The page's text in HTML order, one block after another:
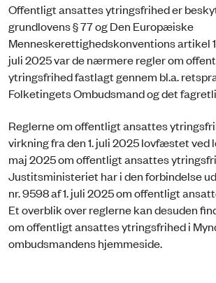
Offentligt ansattes ytringsfrihed er
grundlovens § 77 og Den Europæiske
Menneskerettighedskonventions artikel
juli 2025 var de nærmere regler om
ytringsfrihed fastlagt gennem bl.a.
Folketingets Ombudsmand og det
Reglerne om offentligt ansattes
virkning fra den 1. juli 2025 lovfæstet ved
maj 2025 om offentligt ansattes
Justitsministeriet har i den forbindelse
nr. 9598 af 1. juli 2025 om offentligt
Et overblik over reglerne kan desuden
om offentligt ansattes ytringsfrihed i
ombudsmandens hjemmeside.